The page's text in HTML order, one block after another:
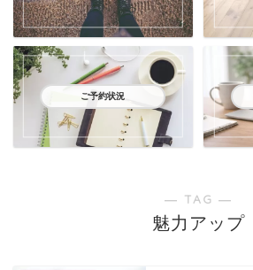
ご予約状況
― TAG ―
魅力アップ